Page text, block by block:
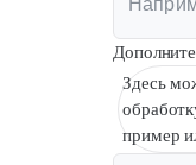
Здесь
пример